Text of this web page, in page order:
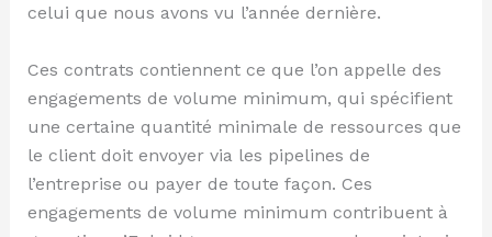
celui que nous avons vu l’année dernière.
Ces contrats contiennent ce que l’on appelle des
engagements de volume minimum, qui spécifient
une certaine quantité minimale de ressources que
le client doit envoyer via les pipelines de
l’entreprise ou payer de toute façon. Ces
engagements de volume minimum contribuent à